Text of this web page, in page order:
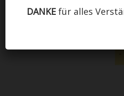
DANKE für alles